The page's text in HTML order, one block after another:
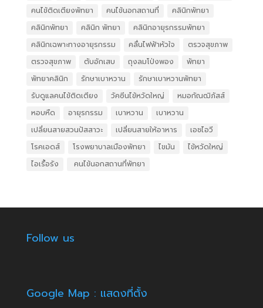
คนไข้ติดเตียงพัทยา
คนไข้นอกสถานที่
คลินิกพัทยา
คลินิกพัทยา
คลินิก พัทยา
คลินิกอายุรกรรมพัทยา
คลินิกเฉพาะทางอายุรกรรม
คลื่นไฟฟ้าหัวใจ
ตรวจสุขภาพ
ตรวจสุขภาพ
ตับอักเสบ ถุงลมโป่งพอง
พัทยา
พัทยาคลินิก
รักษาเบาหวาน
รักษาเบาหวานพัทยา
รับดูแลคนไข้ติดเตียง
วัคซีนไข้หวัดใหญ่
หมอกัณฒิภัสส์
หอบหืด
อายุรกรรม เบาหวาน
เบาหวาน
เปลี่ยนสายสวนปัสสาวะ
เปลี่ยนสายให้อาหาร
เอชไอวี
โรคเอดส์
โรงพยาบาลเมืองพัทยา ไขมัน
ไข้หวัดใหญ่
ไอเรื้อรัง
​ คนไข้นอกสถานที่พัทยา
Follow us
Google Map : แสดงที่ตั้ง